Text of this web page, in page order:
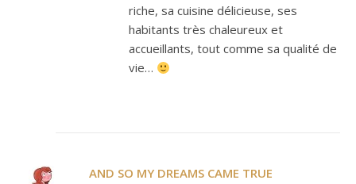
riche, sa cuisine délicieuse, ses
habitants très chaleureux et
accueillants, tout comme sa qualité de
vie…
AND SO MY DREAMS CAME TRUE